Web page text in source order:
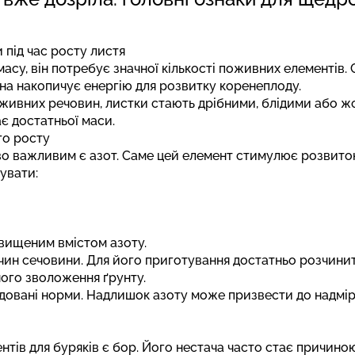
час росту листя
він потребує значної кількості поживних елементів.
накопичує енергію для розвитку коренеплоду.
речовин, листки стають дрібними, блідими або
достатньої маси.
росту
важливим є азот. Саме цей елемент стимулює
вмістом азоту.
сечовини. Для його приготування достатньо
зволоження ґрунту.
норми. Надлишок азоту може призвести до
для буряків є бор. Його нестача часто стає